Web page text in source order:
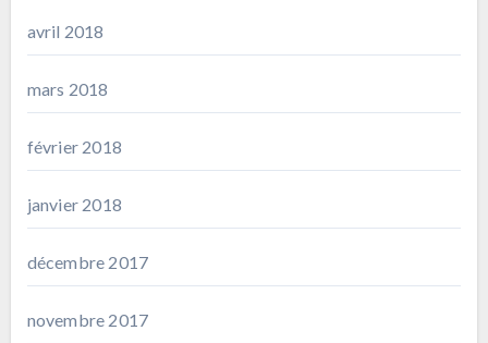
avril 2018
mars 2018
février 2018
janvier 2018
décembre 2017
novembre 2017